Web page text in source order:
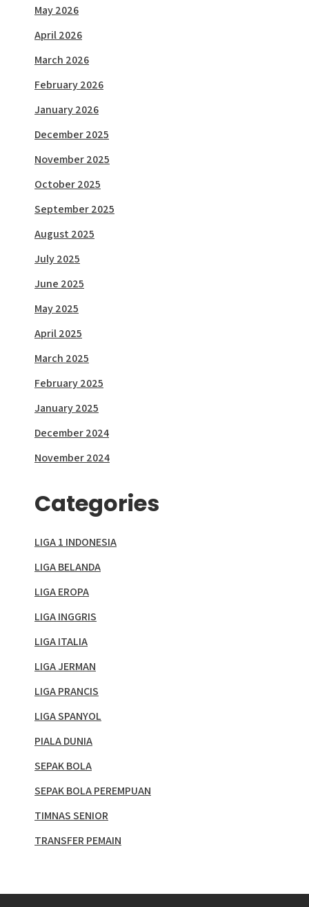
May 2026
April 2026
March 2026
February 2026
January 2026
December 2025
November 2025
October 2025
September 2025
August 2025
July 2025
June 2025
May 2025
April 2025
March 2025
February 2025
January 2025
December 2024
November 2024
Categories
LIGA 1 INDONESIA
LIGA BELANDA
LIGA EROPA
LIGA INGGRIS
LIGA ITALIA
LIGA JERMAN
LIGA PRANCIS
LIGA SPANYOL
PIALA DUNIA
SEPAK BOLA
SEPAK BOLA PEREMPUAN
TIMNAS SENIOR
TRANSFER PEMAIN